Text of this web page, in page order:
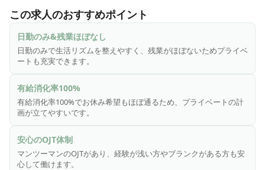
名古屋市千種区にあります一般病棟（31床）・療養病棟（47
床）を備えるケアミックス病院です。
診療科目は内科、リハビリテーション科とあり、各種健康診
断、胃カメラなども受け付けております。
【働く上での魅力】
・地下鉄の複数の駅、市営バスの複数のバス停から徒歩圏
内。マイカー通勤もOK！もちろん通勤手当も実費支給しま
す。（上限あり）
・当院では多様な人材の活躍を推進しており、外国人スタッ
フの文化や宗教の違いなども尊重しております。
・比較的男性スタッフが多く、リハビリテーション科などの
他部署にも男性スタッフが多いため、男性も働きやすい病院
この求人のおすすめポイント
日勤のみ&残業ほぼなし
日勤のみで生活リズムを整えやすく、残業がほぼないためプライベ
ートも充実できます。
有給消化率100%
有給消化率100%でお休み希望もほぼ通るため、プライベートの計
画が立てやすいです。
安心のOJT体制
マンツーマンのOJTがあり、経験が浅い方やブランクがある方も安
心して働けます。